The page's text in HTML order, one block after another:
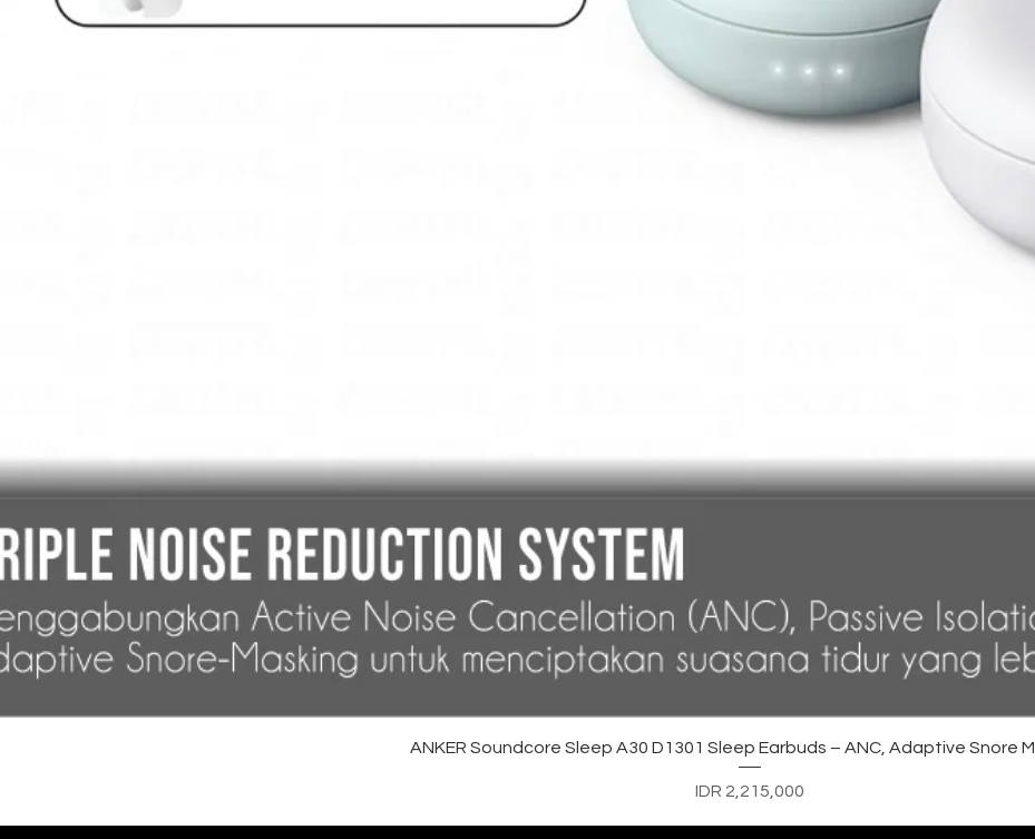
Quick View
ANKER Soundcore Sleep A30 D1301 Sleep Earbuds – ANC, Adaptive Snore
Price
IDR 2,215,000